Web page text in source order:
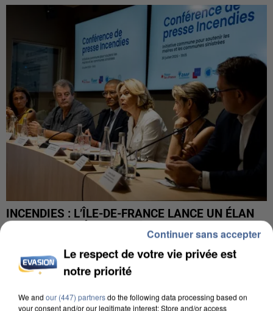
INCENDIES : L’ÎLE-DE-FRANCE LANCE UN ÉLAN
DE SOLIDARITÉ AVEC LES...
Le respect de votre vie privée est
notre priorité
We and our (447) partnersdo the following data processing based on
your consent and/or our legitimate interest: Store and/or access
Continuer sans accepter